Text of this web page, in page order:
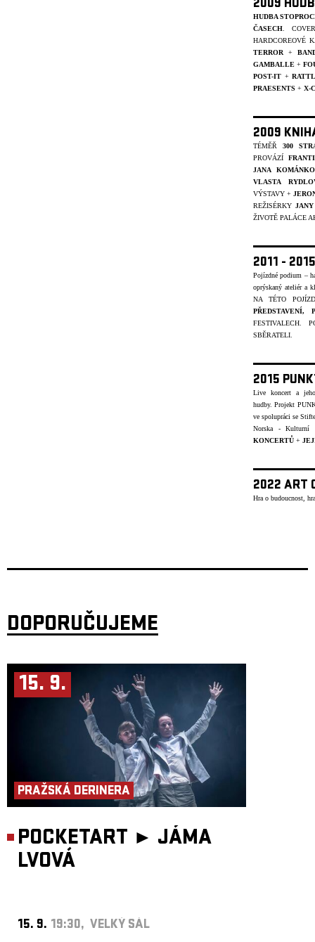
2009
HUDBA
ČASECH .
HARDCOREOVÉ
TERROR +
GAMBALLE +
POST-IT +
PRAESENTS + X-
2009
TÉMĚŘ 300
PROVÁZÍ
JANA
VLASTA
VÝSTAVY +
REŽISÉRKY
ŽIVOTĚ PALÁCE
2011 -
Pojízdné podium –
oprýskaný ateliér a
NA TÉTO
PŘEDSTAVENÍ,
FESTIVALECH.
SBĚRATELI.
2015
Live koncert a
hudby.Projekt
ve spolupráci se
Norska - Kulturní
KONCERTŮ +
2022 ART
Hra o budoucnost,
DOPORUČUJEME
15. 9.
PRAŽSKÁ DERINERA
POCKETART ► JÁMA
LVOVÁ
15. 9. 19:30, VELKÝ SÁL